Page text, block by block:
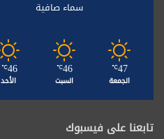
سماء صافية
47
℃
الجمعة
46
℃
السبت
46
℃
الأحد
تابعنا على فيسبوك